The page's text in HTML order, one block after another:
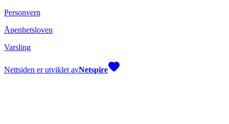
Personvern
Åpenhetsloven
Varsling
Nettsiden er utviklet avNetspire